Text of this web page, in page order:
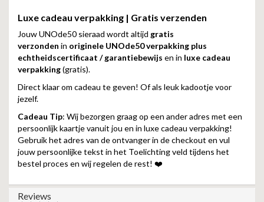
Luxe cadeau verpakking | Gratis verzenden
Jouw UNOde50 sieraad wordt altijd gratis
verzonden in originele UNOde50 verpakking plus
echtheidscertificaat / garantiebewijs en in luxe cadeau
verpakking(gratis).
Direct klaar om cadeau te geven! Of als leuk kadootje voor
jezelf.
Cadeau Tip: Wij bezorgen graag op een ander adres met een
persoonlijk kaartje vanuit jou en in luxe cadeau verpakking!
Gebruik het adres van de ontvanger in de checkout en vul
jouw persoonlijke tekst in het Toelichting veld tijdens het
bestel proces en wij regelen de rest! ❤️
Reviews